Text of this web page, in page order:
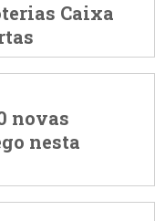
Caixa
novas
nesta